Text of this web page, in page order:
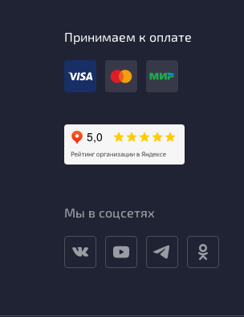
Принимаем к оплате
Мы в соцсетях